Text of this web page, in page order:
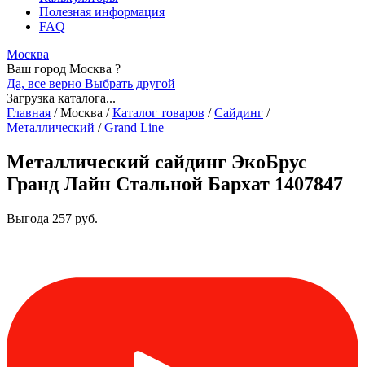
Полезная информация
FAQ
Москва
Ваш город Москва ?
Да, все верно Выбрать другой
Загрузка каталога...
Главная /Москва / Каталог товаров / Сайдинг /
Металлический / Grand Line
Металлический сайдинг ЭкоБрус
Гранд Лайн Стальной Бархат 1407847
Выгода 257 руб.